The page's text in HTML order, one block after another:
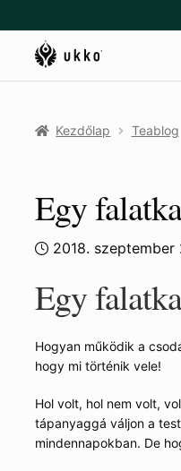
a
navigációhoz
a
tartalomba
Kezdőlap Teablog
Egy
2018. szeptember
Egy
Hogyan működik a
hogy mi történik vele!
Hol volt, hol nem volt,
tápanyaggá váljon a
mindennapokban. De